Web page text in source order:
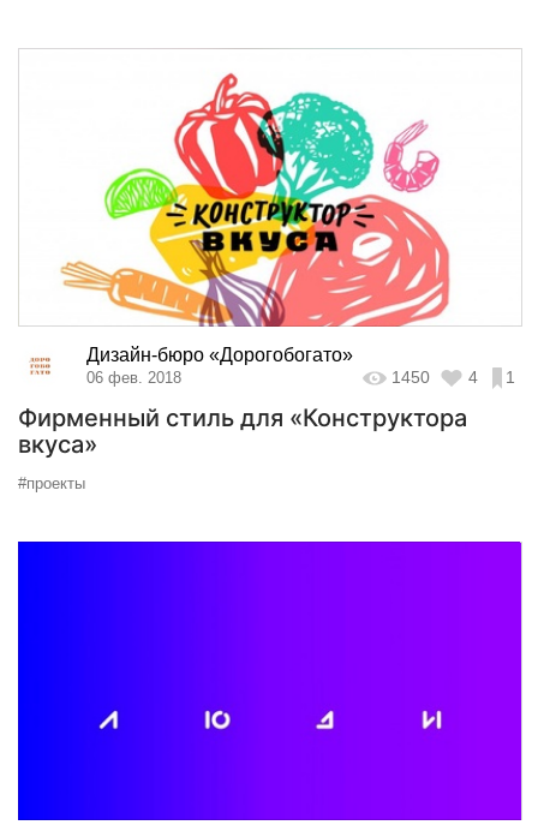
Дизайн-бюро «Дорогобогато»
06 фев. 2018 1450 4 1
Фирменный стиль для «Конструктора
вкуса»
#проекты